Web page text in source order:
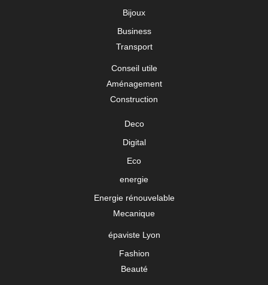
Bijoux
Business
Transport
Conseil utile
Aménagement
Construction
Deco
Digital
Eco
energie
Energie rénouvelable
Mecanique
épaviste Lyon
Fashion
Beauté